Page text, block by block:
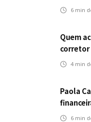
seguros
6 min
Quem
corretor
errado
4 min
Paola
da ENS
6 min